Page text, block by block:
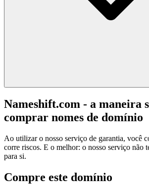
Nameshift.com - a maneira
comprar nomes de domínio
Ao utilizar o nosso serviço de garantia, você
corre riscos. E o melhor: o nosso serviço não
para si.
Compre este domínio